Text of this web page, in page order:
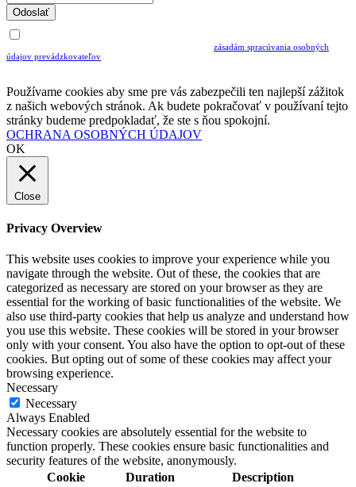
Odoslať
zásadám spracúvania osobných
údajov prevádzkovateľov
Používame cookies aby sme pre vás zabezpečili ten najlepší zážitok
z našich webových stránok. Ak budete pokračovať v používaní tejto
stránky budeme predpokladať, že ste s ňou spokojní.
OCHRANA OSOBNÝCH ÚDAJOV
OK
Close
Privacy Overview
This website uses cookies to improve your experience while you
navigate through the website. Out of these, the cookies that are
categorized as necessary are stored on your browser as they are
essential for the working of basic functionalities of the website. We
also use third-party cookies that help us analyze and understand how
you use this website. These cookies will be stored in your browser
only with your consent. You also have the option to opt-out of these
cookies. But opting out of some of these cookies may affect your
browsing experience.
Necessary
Necessary
Always Enabled
Necessary cookies are absolutely essential for the website to
function properly. These cookies ensure basic functionalities and
security features of the website, anonymously.
Cookie
Duration Description